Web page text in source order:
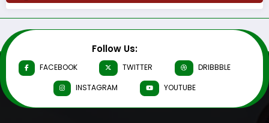
Follow Us:
FACEBOOK TWITTER
DRIBBBLE
INSTAGRAM
YOUTUBE